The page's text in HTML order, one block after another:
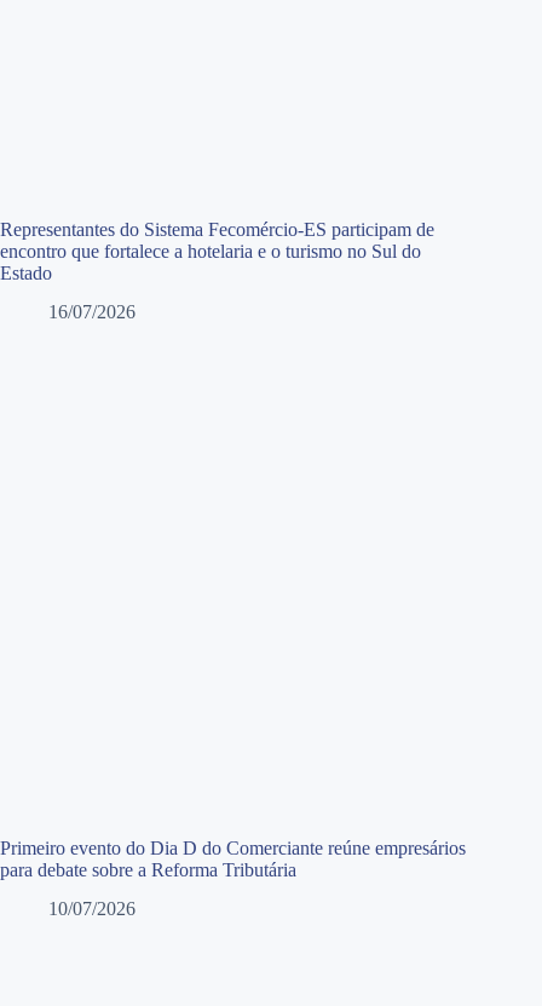
Representantes do Sistema Fecomércio-ES participam de
encontro que fortalece a hotelaria e o turismo no Sul do
Estado
16/07/2026
Primeiro evento do Dia D do Comerciante reúne empresários
para debate sobre a Reforma Tributária
10/07/2026